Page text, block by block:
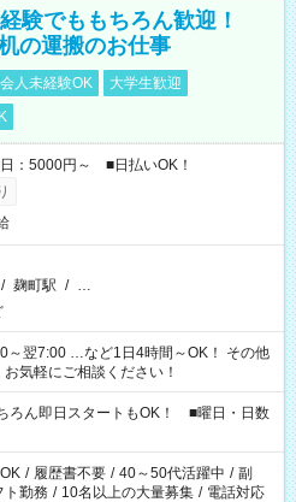
験でももちろん歓迎！
の運搬のお仕事
人未経験OK
大学生歓迎
：5000円～ ■日払いOK！
/ 麹町駅 / …
7:00 …など1日4時間～OK！ その他
気軽にご相談ください！
ろん即日スタートもOK！ ■曜日・日数
/ 履歴書不要 / 40～50代活躍中 / 副
ト勤務 / 10名以上の大量募集 / 電話対応